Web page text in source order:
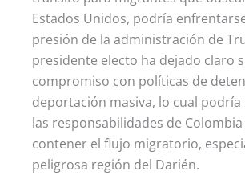
Estados Unidos, podría
presión de la administración de
presidente electo ha dejado claro
compromiso con políticas de
deportación masiva, lo cual
las responsabilidades de
contener el flujo migratorio,
peligrosa región del Darién.